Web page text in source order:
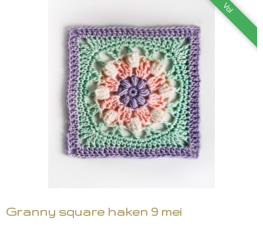
Vol
Granny square haken 9 mei